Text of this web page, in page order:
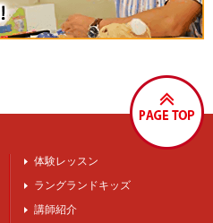
体験レッスン
ラングランドキッズ
講師紹介